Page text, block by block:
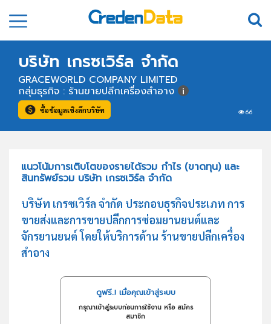
บริษัท เกรซเวิร์ล จำกัด
GRACEWORLD COMPANY LIMITED
66
กลุ่มธุรกิจ : ร้านขายปลีกเครื่องสำอาง
ซื้อข้อมูลเชิงลึกบริษัท
แนวโน้มการเติบโตของรายได้รวม กำไร (ขาดทุน) และ
สินทรัพย์รวม บริษัท เกรซเวิร์ล จำกัด
บริษัท เกรซเวิร์ล จำกัด ประกอบธุรกิจประเภท การ
ขายส่งและการขายปลีกการซ่อมยานยนต์และ
จักรยานยนต์ โดยให้บริการด้าน ร้านขายปลีกเครื่อง
สำอาง
ดูฟรี..! เมื่อคุณเข้าสู่ระบบ
กรุณาเข้าสู่ระบบก่อนการใช้งาน หรือ สมัคร
สมาชิก